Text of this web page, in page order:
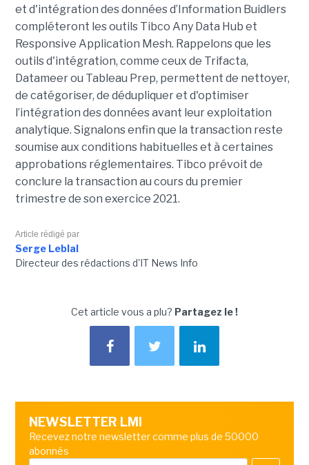
et d'intégration desdonnéesd’Information Buidlers
compléteront les outils Tibco AnyData Hub et
Responsive Application Mesh. Rappelons que les
outils d'intégration, comme ceux de Trifacta,
Datameerou Tableau Prep, permettent de nettoyer,
de catégoriser, de dédupliquer et d'optimiser
l’intégration des données avant leur exploitation
analytique. Signalons enfin que la transaction reste
soumise aux conditions habituelles et à certaines
approbations réglementaires. Tibco prévoit de
conclure la transaction au cours du premier
trimestre de son exercice 2021.
Article rédigé par
Serge Leblal
Directeur des rédactions d'IT News Info
Cet article vous a plu? Partagez le !
NEWSLETTER LMI
Recevez notre newsletter comme plus de 50000
abonnés